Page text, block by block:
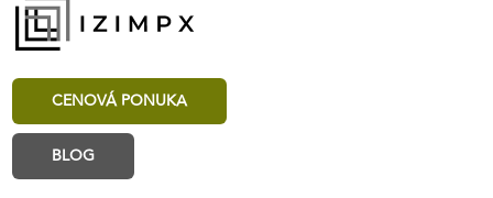
CENOVÁ PONUKA
BLOG